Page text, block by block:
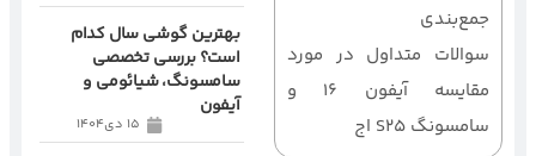
جمع‌بندی
سوالات متداول در مورد
مقایسه آیفون ۱۶ و
سامسونگ S25 اج
بهترین گوشی سال کدام
است؟ بررسی تخصصی
سامسونگ، شیائومی و
آیفون
15 دی1404